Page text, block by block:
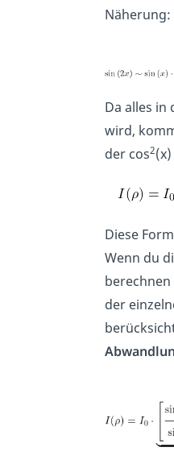
Näherung:
Da alles
wird,
der cos2
Diese
Wenn du
der